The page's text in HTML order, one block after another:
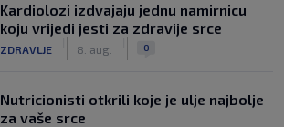
Kardiolozi izdvajaju jednu namirnicu
koju vrijedi jesti za zdravije srce
ZDRAVLJE 8. aug. 0
Nutricionisti otkrili koje je ulje najbolje
za vaše srce